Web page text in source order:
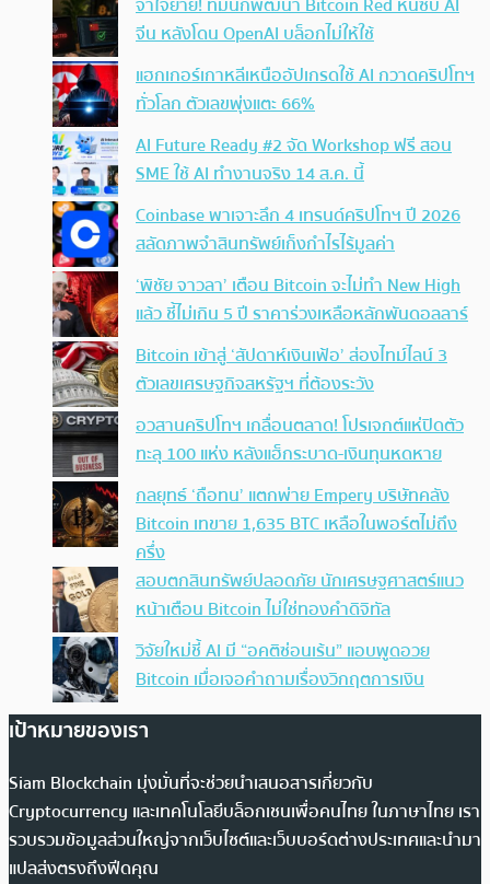
จีน หลังโดน OpenAI บล็อกไม่ให้ใช้
แฮกเกอร์เกาหลีเหนืออัปเกรดใช้ AI กวาดคริปโทฯ
ทั่วโลก ตัวเลขพุ่งแตะ 66%
AI Future Ready #2 จัด Workshop ฟรี สอน
SME ใช้ AI ทำงานจริง 14 ส.ค. นี้
Coinbase พาเจาะลึก 4 เทรนด์คริปโทฯ ปี 2026
สลัดภาพจำสินทรัพย์เก็งกำไรไร้มูลค่า
‘พิชัย จาวลา’ เตือน Bitcoin จะไม่ทำ New High
แล้ว ชี้ไม่เกิน 5 ปี ราคาร่วงเหลือหลักพันดอลลาร์
Bitcoin เข้าสู่ ‘สัปดาห์เงินเฟ้อ’ ส่องไทม์ไลน์ 3
ตัวเลขเศรษฐกิจสหรัฐฯ ที่ต้องระวัง
อวสานคริปโทฯ เกลื่อนตลาด! โปรเจกต์แห่ปิดตัว
ทะลุ 100 แห่ง หลังแฮ็กระบาด-เงินทุนหดหาย
กลยุทธ์ ‘ถือทน’ แตกพ่าย Empery บริษัทคลัง
Bitcoin เทขาย 1,635 BTC เหลือในพอร์ตไม่ถึง
ครึ่ง
สอบตกสินทรัพย์ปลอดภัย นักเศรษฐศาสตร์แนว
หน้าเตือน Bitcoin ไม่ใช่ทองคำดิจิทัล
วิจัยใหม่ชี้ AI มี “อคติซ่อนเร้น” แอบพูดอวย
Bitcoin เมื่อเจอคำถามเรื่องวิกฤตการเงิน
เป้าหมายของเรา
Siam Blockchain มุ่งมั่นที่จะช่วยนำเสนอสารเกี่ยวกับ
Cryptocurrency และเทคโนโลยีบล็อกเชนเพื่อคนไทย ในภาษาไทย เรา
รวบรวมข้อมูลส่วนใหญ่จากเว็บไซต์และเว็บบอร์ดต่างประเทศและนำมา
แปลส่งตรงถึงฟีดคุณ